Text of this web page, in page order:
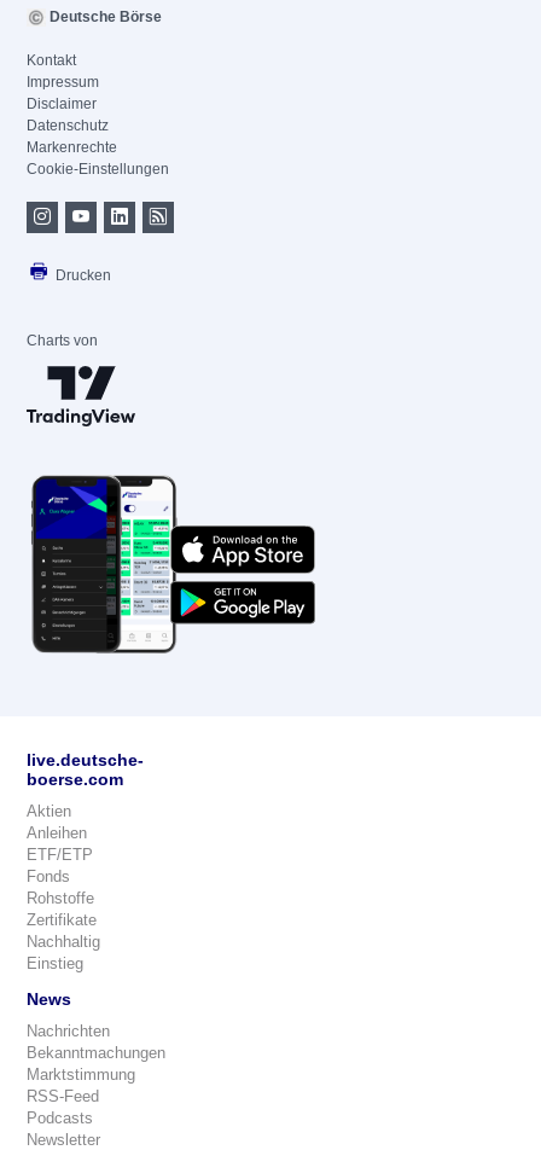
Deutsche Börse
Kontakt
Impressum
Disclaimer
Datenschutz
Markenrechte
Cookie-Einstellungen
Drucken
Charts von
live.deutsche-
boerse.com
Aktien
Anleihen
ETF/ETP
Fonds
Rohstoffe
Zertifikate
Nachhaltig
Einstieg
News
Nachrichten
Bekanntmachungen
Marktstimmung
RSS-Feed
Podcasts
Newsletter